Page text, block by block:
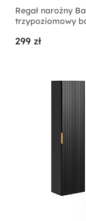
Regał narożny
trzypoziomowy
299 zł